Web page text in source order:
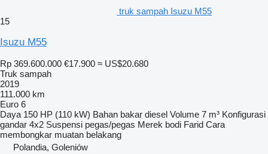
truk sampah Isuzu M55
15
Isuzu M55
Rp 369.600.000 €17.900 ≈ US$20.680
Truk sampah
2019
111.000 km
Euro 6
Daya 150 HP (110 kW) Bahan bakar diesel Volume 7 m³ Konfigurasi
gandar 4x2 Suspensi pegas/pegas Merek bodi Farid Cara
membongkar muatan belakang
Polandia, Goleniów